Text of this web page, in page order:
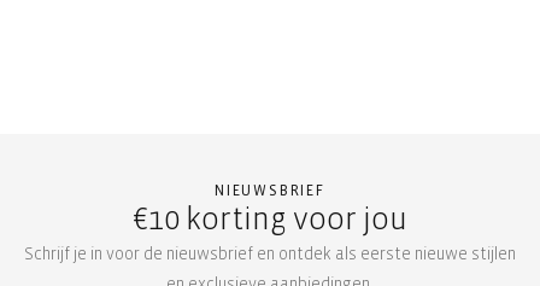
NIEUWSBRIEF
€10 korting voor jou
Schrijf je in voor de nieuwsbrief en ontdek als eerste nieuwe stijlen